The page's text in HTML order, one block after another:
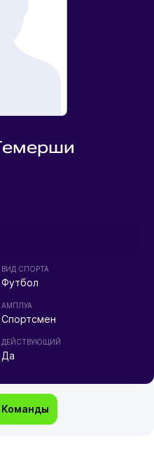
ВИД СПОРТА
Футбол
АМПЛУА
Спортсмен
ДЕЙСТВУЮЩИЙ
Да
Команды